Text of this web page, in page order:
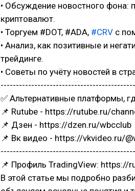
• Обсуждение новостного фона:
криптовалют.
• Торгуем #DOT, #ADA, #CRV с
• Анализ, как позитивные и
трейдинге.
• Советы по учёту новостей в
✅ Альтернативные платформы,
📌 Rutube - https://rutube.ru/
📌 Дзен - https://dzen.ru/wbcclub
📌 Вк видео - https://vkvideo.ru/
📌 Профиль TradingView:
В этой статье мы подробно